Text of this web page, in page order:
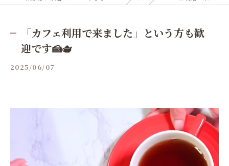
「カフェ利用で来ました」という方も歓
迎です🍰🫖
2025/06/07